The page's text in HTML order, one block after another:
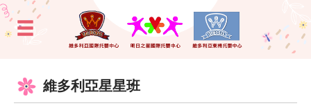
維多利亞星星班